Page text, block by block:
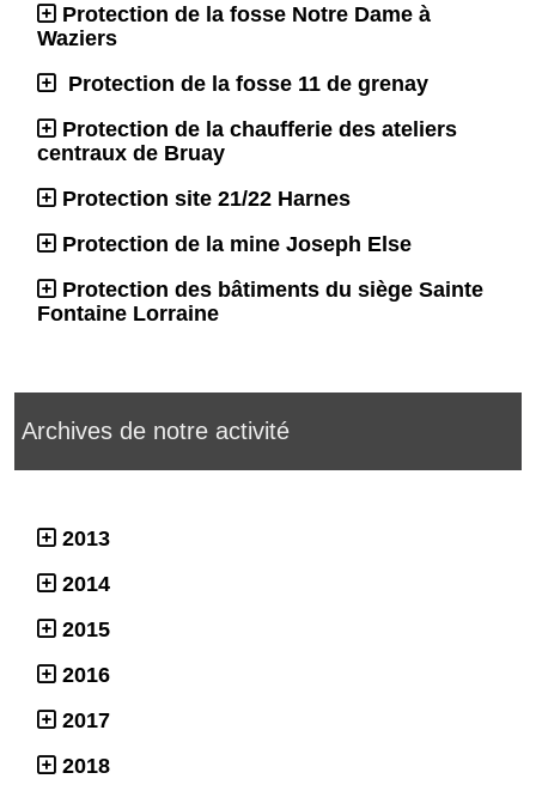
Protection de la fosse Notre Dame à
Waziers
Protection de la fosse 11 de grenay
Protection de la chaufferie des ateliers
centraux de Bruay
Protection site 21/22 Harnes
Protection de la mine Joseph Else
Protection des bâtiments du siège Sainte
Fontaine Lorraine
Archives de notre activité
2013
2014
2015
2016
2017
2018